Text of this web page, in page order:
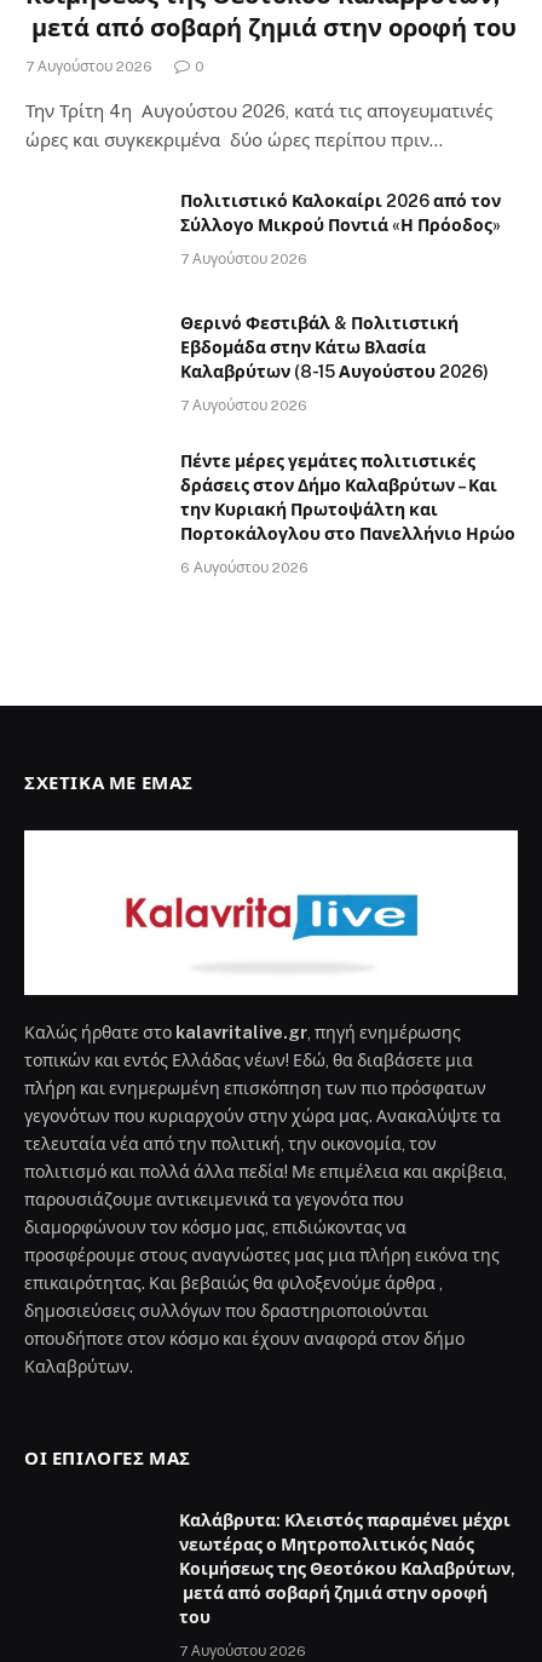
μετά από σοβαρή ζημιά στην οροφή του
7 Αυγούστου 2026 0
Την Τρίτη 4η Αυγούστου 2026, κατά τις απογευματινές
ώρες και συγκεκριμένα δύο ώρες περίπου πριν…
Πολιτιστικό Καλοκαίρι 2026 από τον
Σύλλογο Μικρού Ποντιά «Η Πρόοδος»
7 Αυγούστου 2026
Θερινό Φεστιβάλ & Πολιτιστική
Εβδομάδα στην Κάτω Βλασία
Καλαβρύτων (8-15 Αυγούστου 2026)
7 Αυγούστου 2026
Πέντε μέρες γεμάτες πολιτιστικές
δράσεις στον Δήμο Καλαβρύτων – Και
την Κυριακή Πρωτοψάλτη και
Πορτοκάλογλου στο Πανελλήνιο Ηρώο
6 Αυγούστου 2026
ΣΧΕΤΙΚΆ ΜΕ ΕΜΆΣ
Καλώς ήρθατε στο kalavritalive.gr , πηγή ενημέρωσης
τοπικών και εντός Ελλάδας νέων! Εδώ, θα διαβάσετε μια
πλήρη και ενημερωμένη επισκόπηση των πιο πρόσφατων
γεγονότων που κυριαρχούν στην χώρα μας. Ανακαλύψτε τα
τελευταία νέα από την πολιτική, την οικονομία, τον
πολιτισμό και πολλά άλλα πεδία! Με επιμέλεια και ακρίβεια,
παρουσιάζουμε αντικειμενικά τα γεγονότα που
διαμορφώνουν τον κόσμο μας, επιδιώκοντας να
προσφέρουμε στους αναγνώστες μας μια πλήρη εικόνα της
επικαιρότητας. Και βεβαιώς θα φιλοξενούμε άρθρα ,
δημοσιεύσεις συλλόγων που δραστηριοποιούνται
οπουδήποτε στον κόσμο και έχουν αναφορά στον δήμο
Καλαβρύτων.
ΟΙ ΕΠΙΛΟΓΈΣ ΜΑΣ
Καλάβρυτα: Κλειστός παραμένει μέχρι
νεωτέρας ο Μητροπολιτικός Ναός
Κοιμήσεως της Θεοτόκου Καλαβρύτων,
μετά από σοβαρή ζημιά στην οροφή
του
7 Αυγούστου 2026